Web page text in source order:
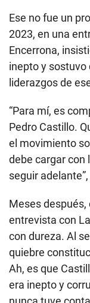
Ese no fue un
2023, en una
Encerrona,
inepto y sostuvo
liderazgos de
“Para mí, es
Pedro Castillo.
el movimiento
debe cargar con
seguir
Meses después,
entrevista con
con dureza. Al
quiebre
Ah, es que
era inepto y